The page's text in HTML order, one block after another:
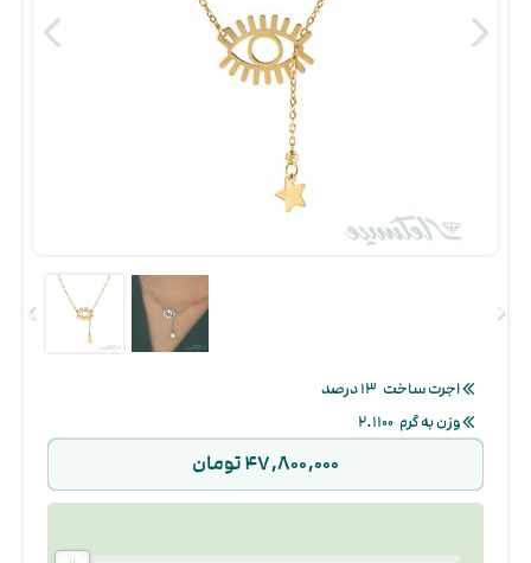
اجرت ساخت ۱۳ درصد
وزن به گرم ۲.۱۱۰۰
۴۷,۸۰۰,۰۰۰ تومان